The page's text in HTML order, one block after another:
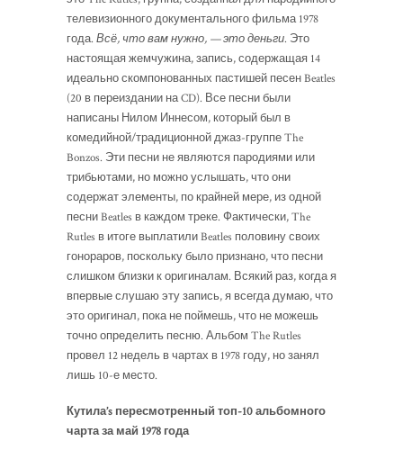
телевизионного документального фильма 1978
года. Всё, что вам нужно, — это деньги. Это
настоящая жемчужина, запись, содержащая 14
идеально скомпонованных пастишей песен Beatles
(20 в переиздании на CD). Все песни были
написаны Нилом Иннесом, который был в
комедийной/традиционной джаз-группе The
Bonzos. Эти песни не являются пародиями или
трибьютами, но можно услышать, что они
содержат элементы, по крайней мере, из одной
песни Beatles в каждом треке. Фактически, The
Rutles в итоге выплатили Beatles половину своих
гонораров, поскольку было признано, что песни
слишком близки к оригиналам. Всякий раз, когда я
впервые слушаю эту запись, я всегда думаю, что
это оригинал, пока не поймешь, что не можешь
точно определить песню. Альбом The Rutles
провел 12 недель в чартах в 1978 году, но занял
лишь 10-е место.
Кутила’s пересмотренный топ-10 альбомного
чарта за май 1978 года